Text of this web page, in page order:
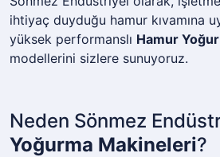
ihtiyaç duyduğu hamur kıvamına
yüksek performanslı Hamur
modellerini sizlere sunuyoruz.
Neden Sönmez
Yoğurma Makineleri?